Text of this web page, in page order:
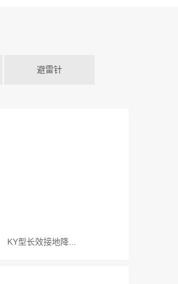
避雷针
KY型长效接地降...